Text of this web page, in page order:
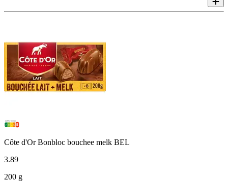
Côte d'Or Bonbloc bouchee melk BEL
3.89
200 g